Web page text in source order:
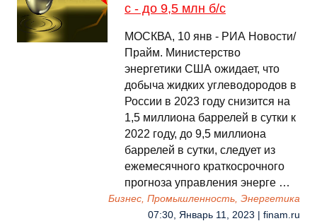
с - до 9,5 млн б/с
МОСКВА, 10 янв - РИА Новости/
Прайм. Министерство
энергетики США ожидает, что
добыча жидких углеводородов в
России в 2023 году снизится на
1,5 миллиона баррелей в сутки к
2022 году, до 9,5 миллиона
баррелей в сутки, следует из
ежемесячного краткосрочного
прогноза управления энерге …
Бизнес, Промышленность, Энергетика
07:30, Январь 11, 2023 | finam.ru